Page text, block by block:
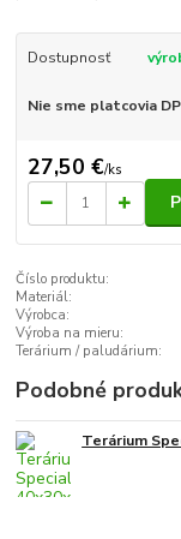
Dostupnosť
Nie sme platcovia
27,50 €/ks
Číslo produktu:
Materiál:
Výrobca:
Výroba na mieru:
Terárium / paludárium:
Podobné
Terárium